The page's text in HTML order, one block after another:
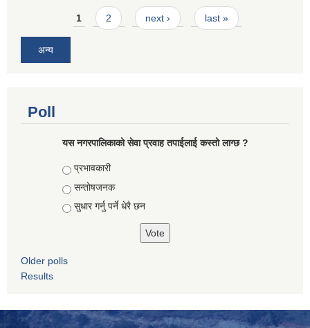
Pages1 2 next › last »
अन्य
Poll
यस नगरपालिकाको सेवा प्रवाह तपाईलाई कस्तो लाग्छ ?
Choices
प्रभावकारी
सन्तोषजनक
सुधार गर्नु पर्ने धेरै छन
Older polls
Results